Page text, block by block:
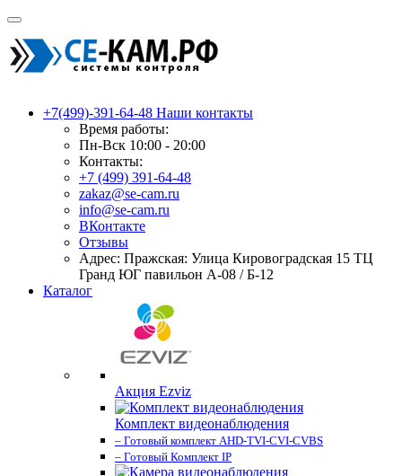
+7(499)-391-64-48 Наши контакты
Время работы:
Пн-Вск 10:00 - 20:00
Контакты:
+7 (499) 391-64-48
zakaz@se-cam.ru
info@se-cam.ru
ВКонтакте
Отзывы
Адрес: Пражская: Улица Кировоградская 15 ТЦ
Гранд ЮГ павильон А-08 / Б-12
Каталог
Акция Ezviz
Комплект видеонаблюдения
– Готовый комплект AHD-TVI-CVI-CVBS
– Готовый Комплект IP